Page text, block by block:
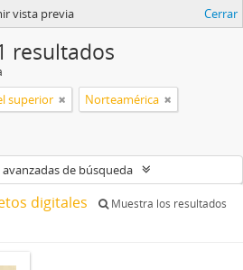
vista previa Cerrar
resultados
superior Norteamérica
de búsqueda
digitales
Muestra los resultados